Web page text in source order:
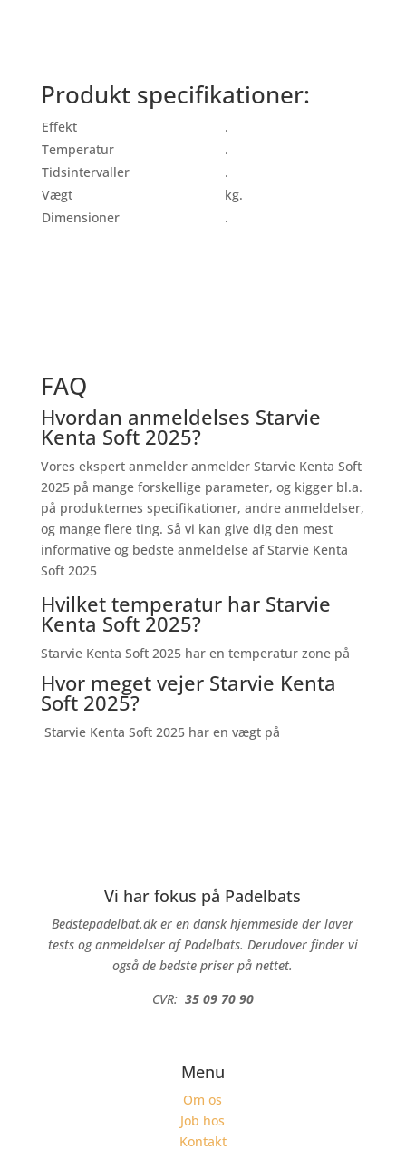
Produkt specifikationer:
Effekt
.
Temperatur
.
Tidsintervaller
.
Vægt
kg.
Dimensioner
.
FAQ
Hvordan anmeldelses Starvie
Kenta Soft 2025?
Vores ekspert anmelder anmelder Starvie Kenta Soft
2025 på mange forskellige parameter, og kigger bl.a.
på produkternes specifikationer, andre anmeldelser,
og mange flere ting. Så vi kan give dig den mest
informative og bedste anmeldelse af Starvie Kenta
Soft 2025
Hvilket temperatur har Starvie
Kenta Soft 2025?
Starvie Kenta Soft 2025 har en temperatur zone på
Hvor meget vejer Starvie Kenta
Soft 2025?
Starvie Kenta Soft 2025 har en vægt på
Vi har fokus på Padelbats
Bedstepadelbat.dk er en dansk hjemmeside der laver
tests og anmeldelser af Padelbats. Derudover finder vi
også de bedste priser på nettet.
CVR: 35 09 70 90
Menu
Om os
Job hos
Kontakt